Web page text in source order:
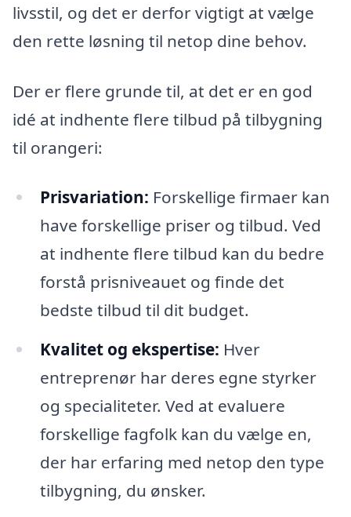
livsstil, og det er derfor vigtigt at vælge
den rette løsning til netop dine behov.
Der er flere grunde til, at det er en god
idé at indhente flere tilbud på tilbygning
til orangeri:
Prisvariation: Forskellige firmaer kan
have forskellige priser og tilbud. Ved
at indhente flere tilbud kan du bedre
forstå prisniveauet og finde det
bedste tilbud til dit budget.
Kvalitet og ekspertise: Hver
entreprenør har deres egne styrker
og specialiteter. Ved at evaluere
forskellige fagfolk kan du vælge en,
der har erfaring med netop den type
tilbygning, du ønsker.